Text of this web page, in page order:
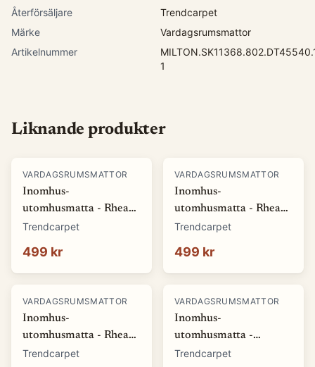
Återförsäljare
Trendcarpet
Märke
Vardagsrumsmattor
Artikelnummer
1
Liknande produkter
VARDAGSRUMSMATTOR
Inomhus-
utomhusmatta - Rhea
(vit) (Storlek: 80 x 150
Trendcarpet
499 kr
VARDAGSRUMSMATTOR
Inomhus-
utomhusmatta - Rhea
(beige) (Storlek: 80 x
Trendcarpet
499 kr
VARDAGSRUMSMATTOR
Inomhus-
utomhusmatta - Rhea
(natur) (Storlek: 80 x
Trendcarpet
VARDAGSRUMSMATTOR
Inomhus-
utomhusmatta -
Somerville (blå)
Trendcarpet